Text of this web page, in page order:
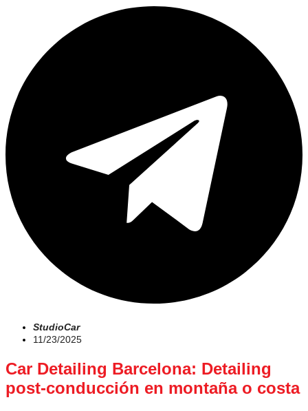
StudioCar
11/23/2025
Car Detailing Barcelona: Detailing
post-conducción en montaña o costa